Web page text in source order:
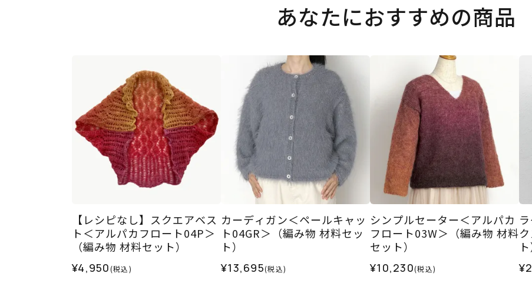
あなたにおすすめの商品
【レシピなし】スクエアベス
ト＜アルパカフロート04P＞
（編み物 材料セット）
¥4,950(税込)
カーディガン＜ペールキャッ
ト04GR＞（編み物 材料セッ
ト）
¥13,695(税込)
シンプルセーター＜アルパカ
フロート03W＞（編み物 材料
セット）
¥10,230(税込)
ト